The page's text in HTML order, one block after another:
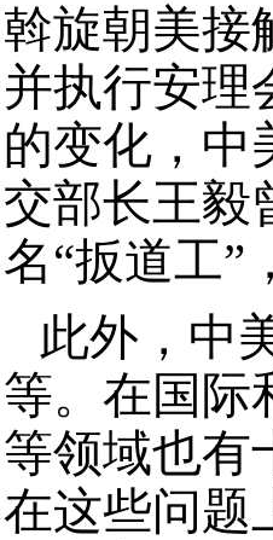
斡旋朝美接
并执行安理
的变化，中
交部长王毅
名“扳道工”
此外，中
等。在国际
等领域也有
在这些问题